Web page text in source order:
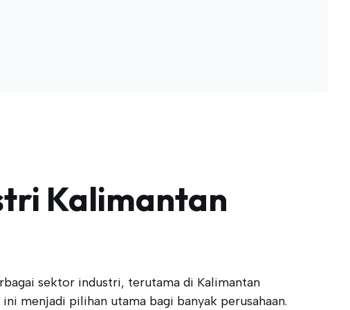
Kalimantan
sektor industri, terutama di Kalimantan
menjadi pilihan utama bagi banyak perusahaan.